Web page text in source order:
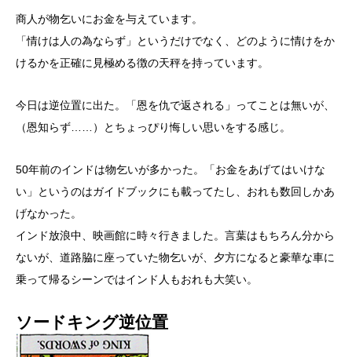
商人が物乞いにお金を与えています。
「情けは人の為ならず」というだけでなく、どのように情けをか
けるかを正確に見極める徴の天秤を持っています。
今日は逆位置に出た。「恩を仇で返される」ってことは無いが、
（恩知らず……）とちょっぴり悔しい思いをする感じ。
50年前のインドは物乞いが多かった。「お金をあげてはいけな
い」というのはガイドブックにも載ってたし、おれも数回しかあ
げなかった。
インド放浪中、映画館に時々行きました。言葉はもちろん分から
ないが、道路脇に座っていた物乞いが、夕方になると豪華な車に
乗って帰るシーンではインド人もおれも大笑い。
ソードキング逆位置